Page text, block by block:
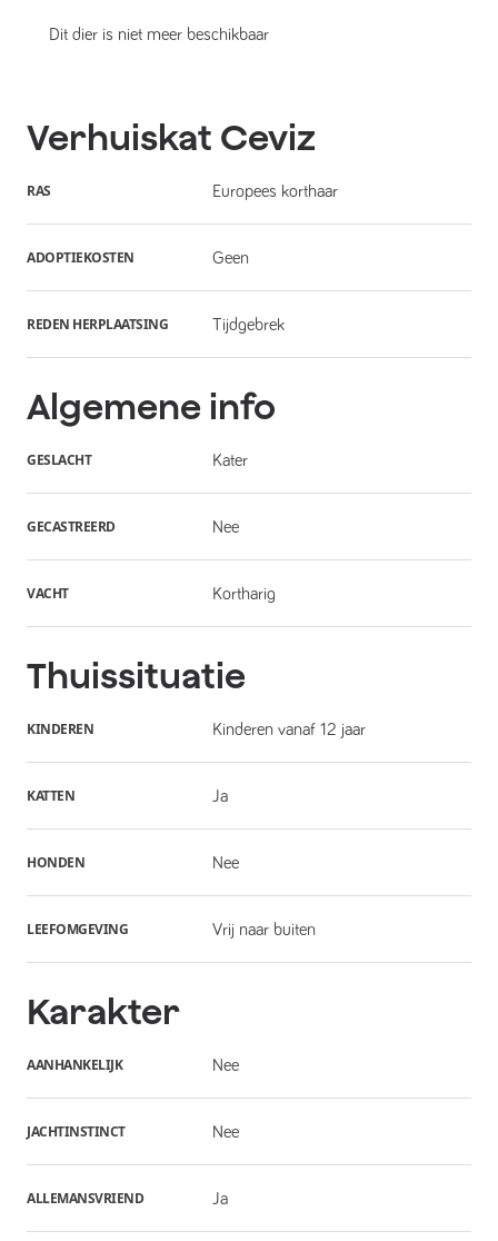
Dit dier is niet meer beschikbaar
Verhuiskat Ceviz
RAS Europees korthaar
ADOPTIEKOSTEN Geen
REDEN HERPLAATSING Tijdgebrek
Algemene info
GESLACHT Kater
GECASTREERD Nee
VACHT Kortharig
Thuissituatie
KINDEREN Kinderen vanaf 12 jaar
KATTEN Ja
HONDEN Nee
LEEFOMGEVING Vrij naar buiten
Karakter
AANHANKELIJK Nee
JACHTINSTINCT Nee
ALLEMANSVRIEND Ja